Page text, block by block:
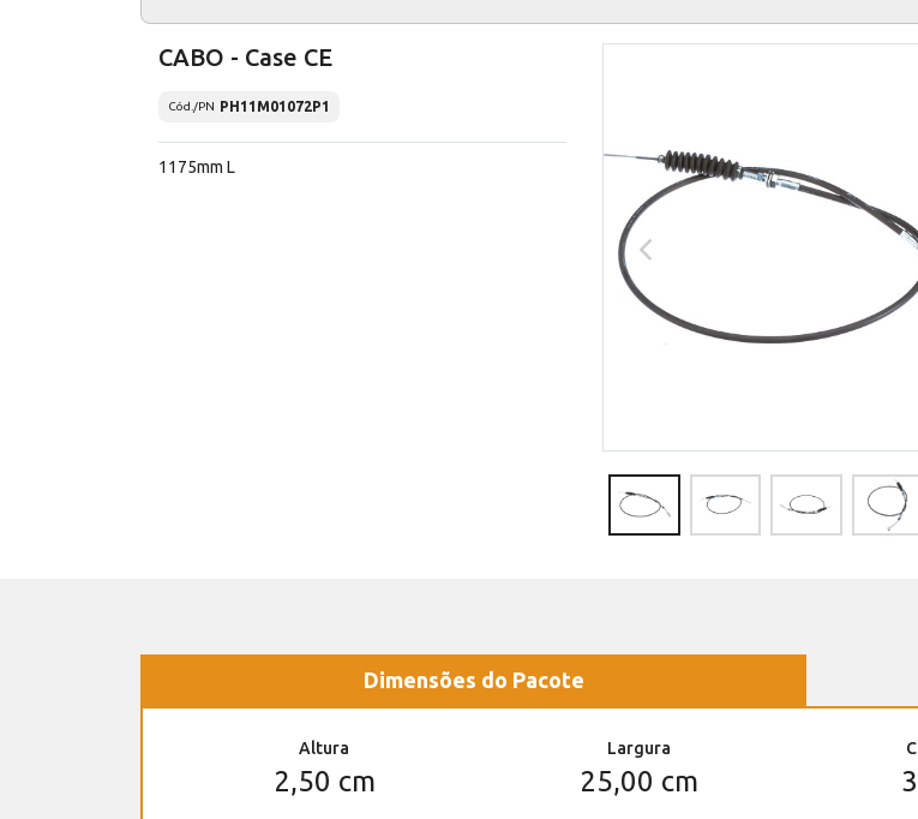
CABO - Case CE
Cód./PN PH11M01072P1
1175mm L
Dimensões do Pacote
Altura
2,50 cm
Largura
25,00 cm